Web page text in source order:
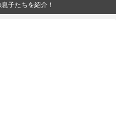
子たちを紹介！